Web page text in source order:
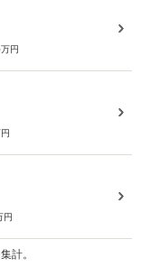
万円
円
計。